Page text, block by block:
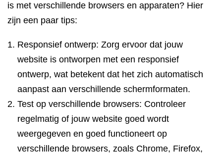
is met verschillende browsers en apparaten? Hier
zijn een paar tips:
Responsief ontwerp: Zorg ervoor dat jouw
website is ontworpen met een responsief
ontwerp, wat betekent dat het zich automatisch
aanpast aan verschillende schermformaten.
Test op verschillende browsers: Controleer
regelmatig of jouw website goed wordt
weergegeven en goed functioneert op
verschillende browsers, zoals Chrome, Firefox,